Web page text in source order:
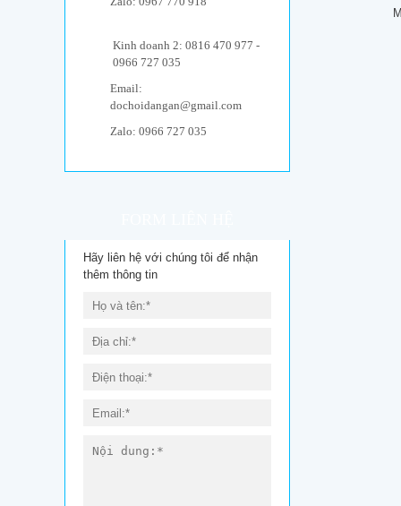
Kinh doanh 2: 0816 470 977 -
0966 727 035
Email:
dochoidangan@gmail.com
Zalo: 0966 727 035
Hãy liên hệ với chúng tôi để nhận
thêm thông tin